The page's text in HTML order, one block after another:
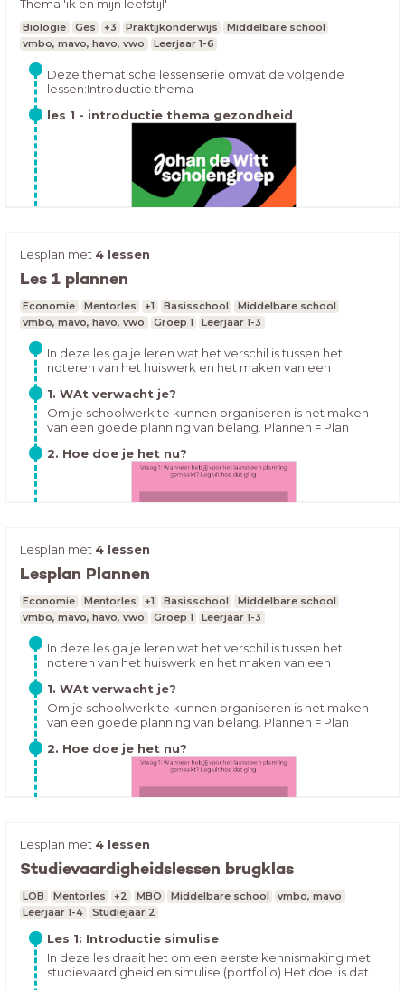
Thema 'ik en mijn leefstijl'
Biologie Ges +3 Praktijkonderwijs
Middelbare school
vmbo, mavo, havo, vwo
Leerjaar 1-6
Deze thematische lessenserie omvat de volgende
lessen:Introductie thema
overgewicht en eetstoornissen,GenotsmiddelenHomies:
een videoDikgedrukte lessen zijn af. In deze lessenserie
krijgen de leerlingen informatie over verschillende
soorten genotsmiddelen en de risico's en gevaren
daarvan.Aan het einde van de lessenserie bekijk je de
film 'Afblijven' waarbij de leerlingen aantekeningen
les 1 - introductie thema gezondheid
LeerdoelenAan het einde van deze les... kun je
omschrijven wat het begrip 'leefstijl' inhoudt (R) kun je
aangeven wat de gevolgen van een ongezonde leefstijl
kunnen zijn (T1) kun je voorbeelden noemen van een
gezonde leefstijl (T2)
les 2 - energiedrankjes
LeerdoelenAan het einde van deze les... kun je uitleggen
wat de risico's van energiedrankjes zijn (R) ken je
verschillende meningen over het gebruik van
energiedrankjes en kun je deze meningen uitleggen (T1)
kun je jouw mening geven over energiedrankjes (T2)
Lesplan met 4 lessen
Les 1 plannen
Economie Mentorles +1 Basisschool
Middelbare school
vmbo, mavo, havo, vwo
Groep 1 Leerjaar 1-3
In deze les ga je leren wat het verschil is tussen het
noteren van het huiswerk en het maken van een
overzichtelijke planning kan maken en hoe je dit kunt
volhouden.
1. WAt verwacht je?
Om je schoolwerk te kunnen organiseren is het maken
van een goede planning van belang. Plannen = Plan
plannen zo belangrijk?
2. Hoe doe je het nu?
Hoe houd jij je huiswerk bij op dit moment? Open de les
en vul in:
Lesplan met 4 lessen
Lesplan Plannen
Economie Mentorles +1 Basisschool
Middelbare school
vmbo, mavo, havo, vwo
Groep 1 Leerjaar 1-3
In deze les ga je leren wat het verschil is tussen het
noteren van het huiswerk en het maken van een
overzichtelijke planning kan maken en hoe je dit kunt
volhouden.
1. WAt verwacht je?
Om je schoolwerk te kunnen organiseren is het maken
van een goede planning van belang. Plannen = Plan
plannen zo belangrijk?
2. Hoe doe je het nu?
Hoe houd jij je huiswerk bij op dit moment? Open de les
en vul in:
Lesplan met 4 lessen
Studievaardigheidslessen brugklas
LOB Mentorles +2 MBO Middelbare school
vmbo, mavo
Leerjaar 1-4
Studiejaar 2
Les 1: Introductie simulise
In deze les draait het om een eerste kennismaking met
studievaardigheid en simulise (portfolio) Het doel is dat